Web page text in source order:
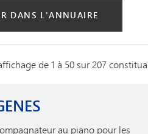
pages suivante
suivantede 1 à 50 sur 207
au piano pour les